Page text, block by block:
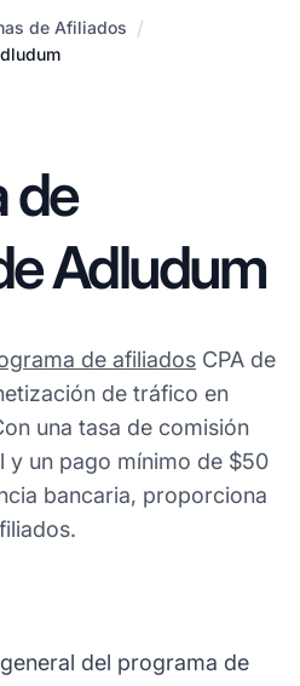
de Afiliados /
de
Adludum
de afiliados CPA de
de tráfico en
una tasa de comisión
y un pago mínimo de $50
bancaria, proporciona
del programa de